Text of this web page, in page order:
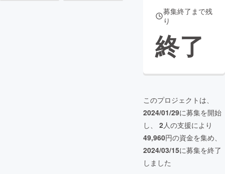
募集終了まで残
り
終了
このプロジェクトは、
2024/01/29に募集を開始
し、 2人の支援により
49,960円の資金を集め、
2024/03/15に募集を終了
しました